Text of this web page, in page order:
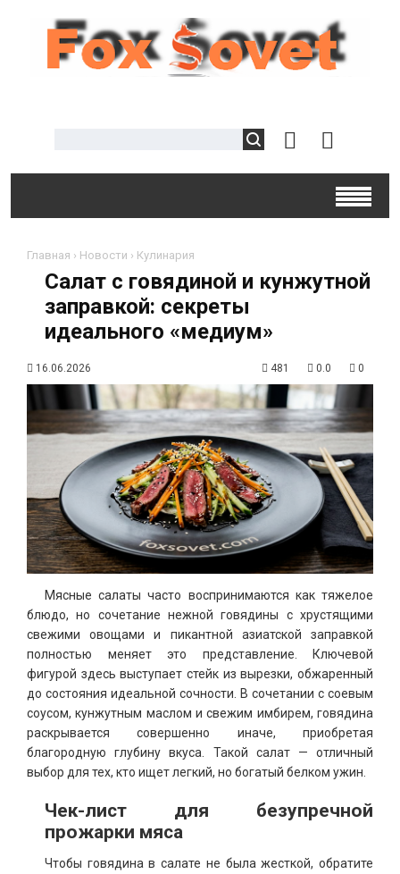
Главная › Новости › Кулинария
Салат с говядиной и кунжутной
заправкой: секреты
идеального «медиум»
16.06.2026 481 0.0 0
Мясные салаты часто воспринимаются как тяжелое
блюдо, но сочетание нежной говядины с хрустящими
свежими овощами и пикантной азиатской заправкой
полностью меняет это представление. Ключевой
фигурой здесь выступает стейк из вырезки, обжаренный
до состояния идеальной сочности. В сочетании с соевым
соусом, кунжутным маслом и свежим имбирем, говядина
раскрывается совершенно иначе, приобретая
благородную глубину вкуса. Такой салат — отличный
выбор для тех, кто ищет легкий, но богатый белком ужин.
Чек-лист для безупречной
прожарки мяса
Чтобы говядина в салате не была жесткой, обратите